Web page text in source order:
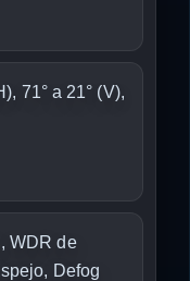
71° a 21° (V),
WDR de
Defog